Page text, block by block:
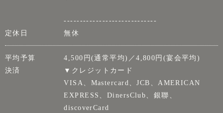
-----------------------------
定休日
無休
平均予算
4,500円(通常平均)／4,800円(宴会平均)
決済
▼クレジットカード
VISA、Mastercard、JCB、AMERICAN
EXPRESS、DinersClub、銀聯、
discoverCard